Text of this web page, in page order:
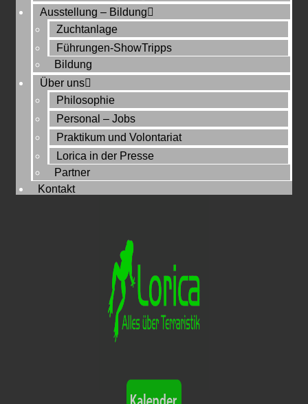
Ausstellung – Bildung
Zuchtanlage
Führungen-ShowTripps
Bildung
Über uns
Philosophie
Personal – Jobs
Praktikum und Volontariat
Lorica in der Presse
Partner
Kontakt